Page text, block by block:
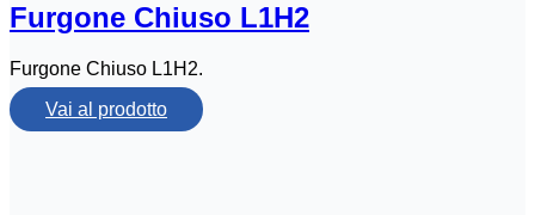
Furgone Chiuso L1H2
Furgone Chiuso L1H2.
Vai al prodotto